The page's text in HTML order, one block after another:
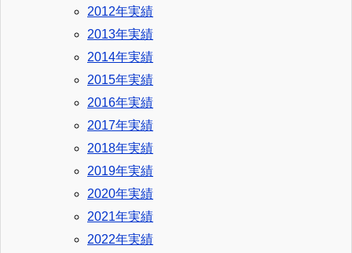
2012年実績
2013年実績
2014年実績
2015年実績
2016年実績
2017年実績
2018年実績
2019年実績
2020年実績
2021年実績
2022年実績